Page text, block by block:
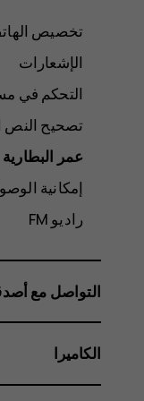
تخصيص
الإشعارات
التحكم في
تصحيح النص
عمر البطارية
إمكانية
راديو FM
التواصل مع
الكاميرا